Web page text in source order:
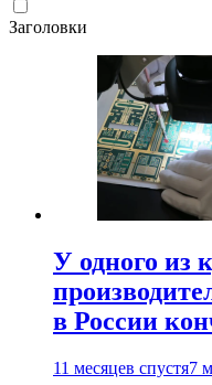
Заголовки
У одного из
в России
11 месяцев спустя7